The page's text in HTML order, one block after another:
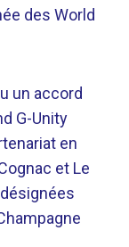
des World
un accord
G-Unity
en
et Le